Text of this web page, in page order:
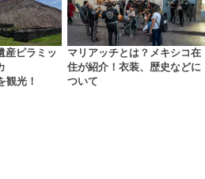
産ピラミッ
観光！
マリアッチとは？メキシコ在
住が紹介！衣装、歴史などに
ついて